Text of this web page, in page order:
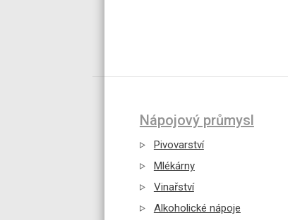
Nápojový průmysl
Pivovarství
Mlékárny
Vinařství
Alkoholické nápoje